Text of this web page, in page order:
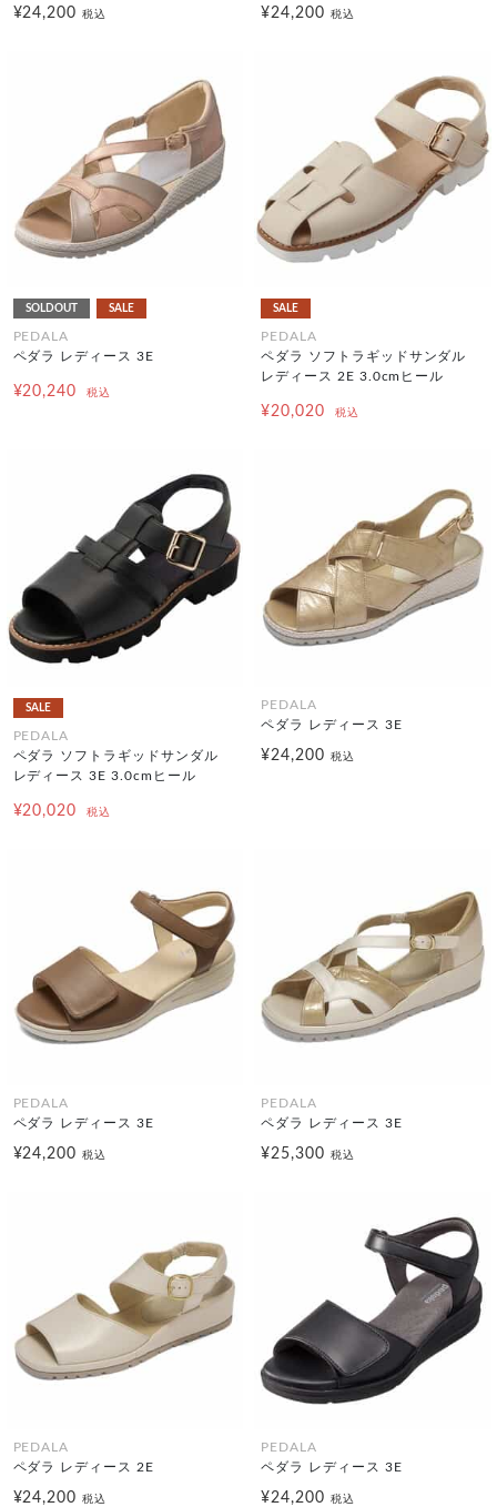
¥24,200税込 ¥24,200 税込
SOLDOUT SALE
PEDALA
ペダラ レディース 3E
¥20,240 税込
SALE
PEDALA
ペダラ ソフトラギッドサンダル
レディース 2E 3.0cmヒール
¥20,020 税込
SALE
PEDALA
ペダラ ソフトラギッドサンダル
レディース 3E 3.0cmヒール
¥20,020 税込
PEDALA
ペダラ レディース 3E
¥24,200 税込
PEDALA
ペダラ レディース 3E
¥24,200税込
PEDALA
ペダラ レディース 3E
¥25,300 税込
PEDALA
ペダラ レディース 2E
¥24,200税込
PEDALA
ペダラ レディース 3E
¥24,200 税込